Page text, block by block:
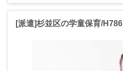
[派遣]杉並区の学童保育/H786